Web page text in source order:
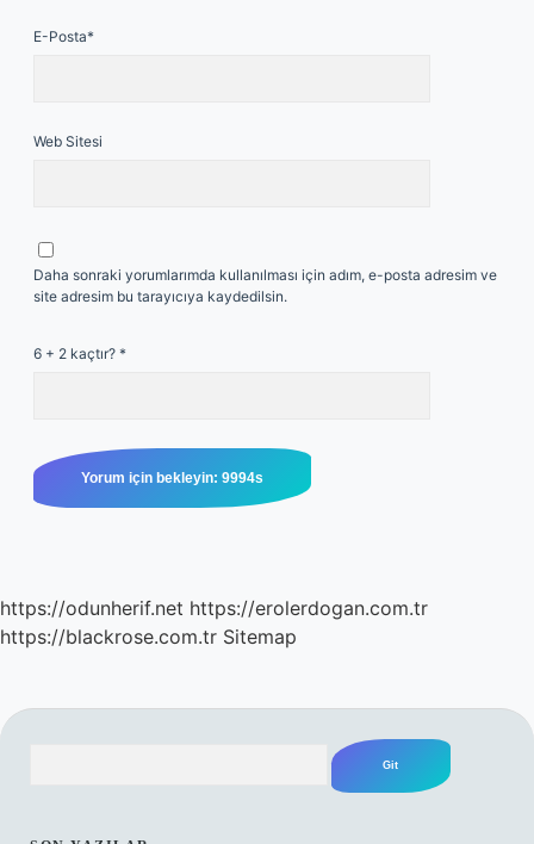
E-Posta*
Web Sitesi
Daha sonraki yorumlarımda kullanılması için adım, e-posta adresim ve
site adresim bu tarayıcıya kaydedilsin.
6 + 2 kaçtır? *
https://odunherif.net https://erolerdogan.com.tr
https://blackrose.com.tr Sitemap